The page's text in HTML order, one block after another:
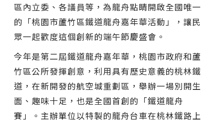
區內立委、各議員等，為龍舟點睛開啟全國唯一
的「桃園市蘆竹區鐵道龍舟嘉年華活動」，讓民
眾一起歡度這個創新的端午節慶盛會。
今年是第二屆鐵道龍舟嘉年華，桃園市政府和蘆
竹區公所發揮創意，利用具有歷史意義的桃林鐵
道，在新開發的航空城重劃區，舉辦一場別開生
面、趣味十足，也是全國首創的「鐵道龍舟
賽」。主辦單位以特製的龍舟台車在桃林鐵路上